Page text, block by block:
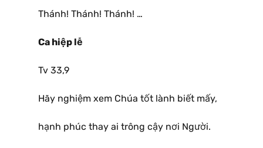
Thánh! Thánh! Thánh! …
Ca hiệp lễ
Tv 33,9
Hãy nghiệm xem Chúa tốt lành biết mấy,
hạnh phúc thay ai trông cậy nơi Người.